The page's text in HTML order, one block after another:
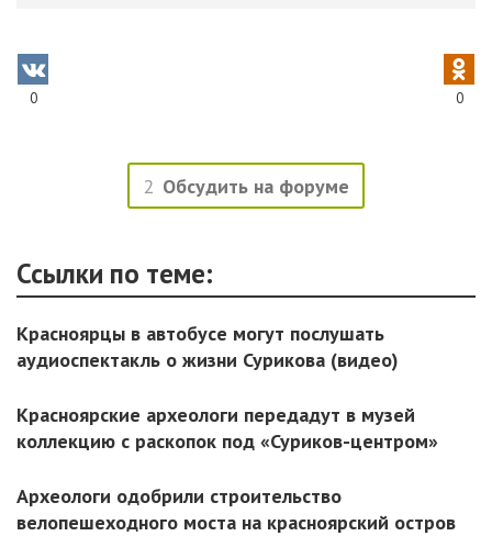
0 0
2 Обсудить на форуме
Ссылки по теме:
Красноярцы в автобусе могут послушать
аудиоспектакль о жизни Сурикова (видео)
Красноярские археологи передадут в музей
коллекцию с раскопок под «Суриков-центром»
Археологи одобрили строительство
велопешеходного моста на красноярский остров